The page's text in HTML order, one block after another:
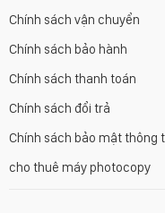
Chính sách vận chuyển
Chính sách bảo hành
Chính sách thanh toán
Chính sách đổi trả
Chính sách bảo mật thông
cho thuê máy photocopy